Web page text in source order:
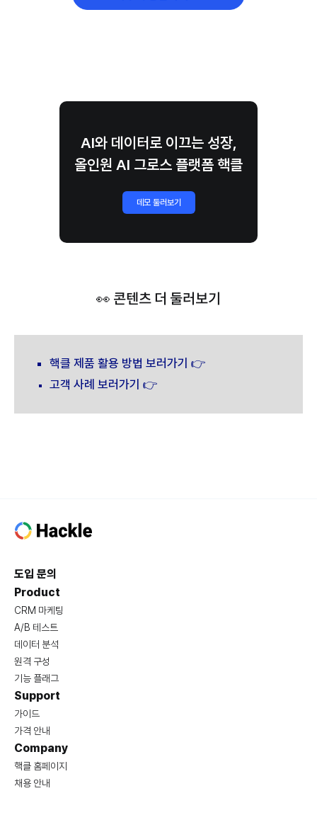
AI와 데이터로 이끄는 성장,
올인원 AI 그로스 플랫폼 핵클
데모 둘러보기
👀 콘텐츠 더 둘러보기
핵클 제품 활용 방법 보러가기 👉
고객 사례 보러가기 👉
도입 문의
Product
CRM 마케팅
A/B 테스트
데이터 분석
원격 구성
기능 플래그
Support
가이드
가격 안내
Company
핵클 홈페이지
채용 안내